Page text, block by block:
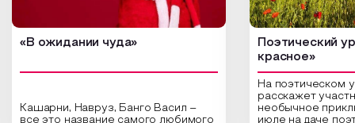
«В ожидании чуда»
Кашарни, Навруз, Банго Васил –
все это название самого любимого
Поэтический
красное»
На поэтическом
расскажет
необычное
июле на даче